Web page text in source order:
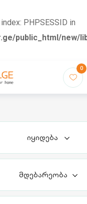
PHPSESSID in
public_html/new/
0
იყიდება
მდებარეობა